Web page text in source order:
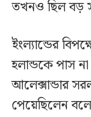
তখনও ছিল বড়
ইংল্যান্ডের
হলান্ডকে পাস
আলেক্সান্ডার
পেয়েছিলেন